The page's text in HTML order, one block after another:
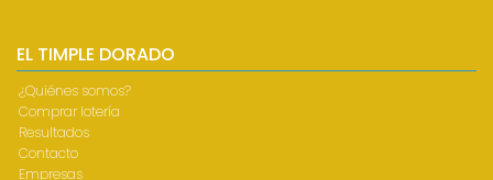
EL TIMPLE DORADO
¿Quiénes somos?
Comprar lotería
Resultados
Contacto
Empresas